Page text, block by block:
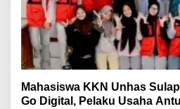
Mahasiswa KKN Unhas
Go Digital, Pelaku Usaha